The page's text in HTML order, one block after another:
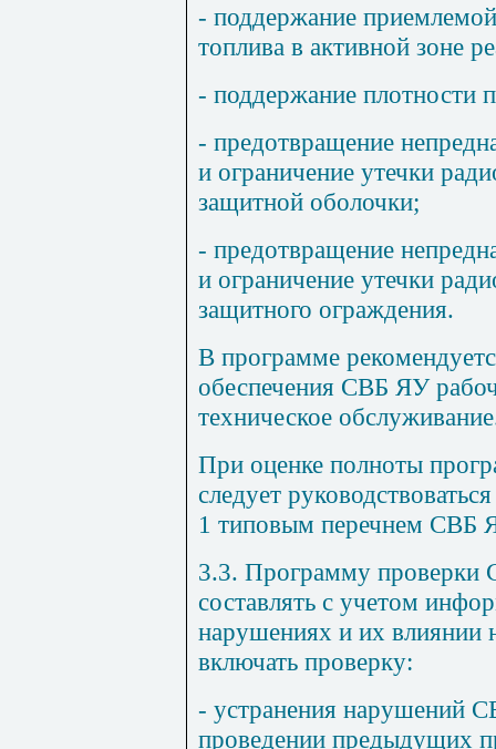
- поддержание
топлива в активной зоне
- поддержание плотности
- предотвращение
и ограничение утечки
защитной оболочки;
- предотвращение
и ограничение утечки
защитного ограждения.
В программе
обеспечения СВБ ЯУ
техническое
При оценке полноты
следует
1 типовым перечнем СВБ
3.3. Программу проверки
составлять с учетом
нарушениях и их
включать проверку:
- устранения нарушений
проведении предыдущих